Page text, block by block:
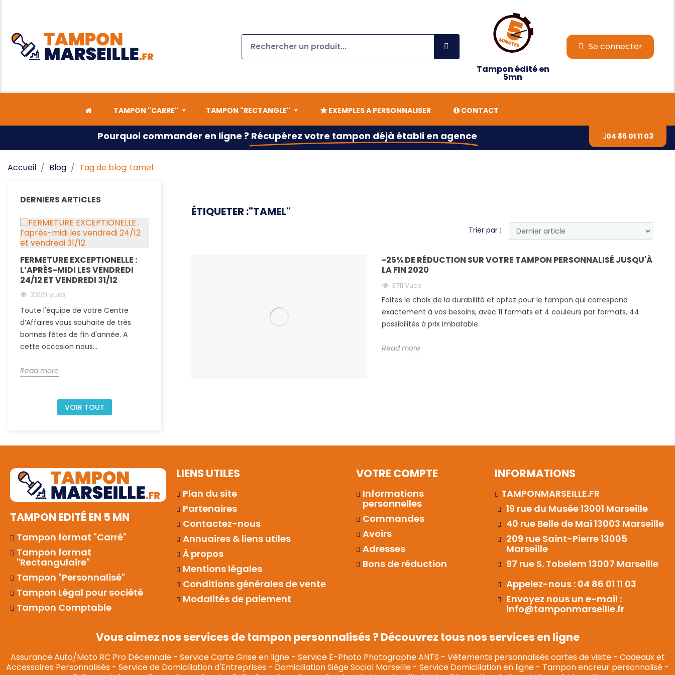
Tampon édité en
5mn
Se connecter
TAMPON "CARRE" TAMPON "RECTANGLE" EXEMPLES A PERSONNALISER CONTACT
Pourquoi commander en ligne ? Récupérez votre tampon déjà établi en agence 04 86 01 11 03
Accueil Blog Tag de blog: tamel
DERNIERS ARTICLES
FERMETURE EXCEPTIONELLE :
L’APRÈS-MIDI LES VENDREDI
24/12 ET VENDREDI 31/12
3369 vues
Toute l'équipe de votre Centre
d’Affaires vous souhaite de très
bonnes fêtes de fin d'année. A
cette occasion nous...
Read more
-25% DE RÉDUCTION SUR
VOTRE TAMPON PERSONNALISÉ
Faites le choix de la durabilité et
optez pour le tampon qui
besoins, avec 11 formats et...
VOIR TOUT
ÉTIQUETER :"TAMEL"
Trier par :
-25% DE RÉDUCTION SUR VOTRE TAMPON PERSONNALISÉ JUSQU'À
LA FIN 2020
3711 Vues
Faites le choix de la durabilité et optez pour le tampon qui correspond
exactement à vos besoins, avec 11 formats et 4 couleurs par formats, 44
possibilités à prix imbatable.
Read more
TAMPON EDITÉ EN 5 MN
Tampon format "Carré"
Tampon format
"Rectangulaire"
Tampon "Personnalisé"
Tampon Légal pour société
Tampon Comptable
LIENS UTILES
Plan du site
Partenaires
Contactez-nous
Annuaires & liens utiles
À propos
Mentions légales
Conditions générales de vente
Modalités de paiement
VOTRE COMPTE
Informations
personnelles
Commandes
Avoirs
Adresses
Bons de réduction
INFORMATIONS
TAMPONMARSEILLE.FR
19 rue du Musée 13001 Marseille
40 rue Belle de Mai 13003 Marseille
209 rue Saint-Pierre 13005
Marseille
97 rue S. Tobelem 13007 Marseille
Appelez-nous : 04 86 01 11 03
Envoyez nous un e-mail :
info@tamponmarseille.fr
Vous aimez nos services de tampon personnalisés ? Découvrez tous nos services en ligne
Assurance Auto/Moto RC Pro Décennale- Service Carte Grise en ligne- Service E-Photo Photographe ANTS - Vêtements personnalisés cartes de visite- Cadeaux et
Accessoires Personnalisés - Service de Domiciliation d'Entreprises - Domiciliation Siège Social Marseille - Service Domiciliation en ligne - Tampon encreur personnalisé -